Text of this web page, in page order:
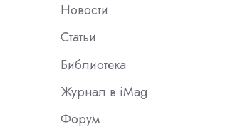
Новости
Статьи
Библиотека
Журнал в iMag
Форум